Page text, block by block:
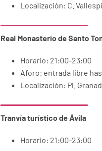
Localización: C.
Real Monasterio de Santo
Horario: 21:00-23:00
Aforo: entrada libre
Localización: Pl.
Tranvía turístico de Ávila
Horario: 21:00-23:00